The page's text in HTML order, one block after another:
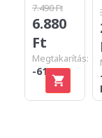
7.490 Ft
6.880
Ft
Megtakarítás:
-610 Ft